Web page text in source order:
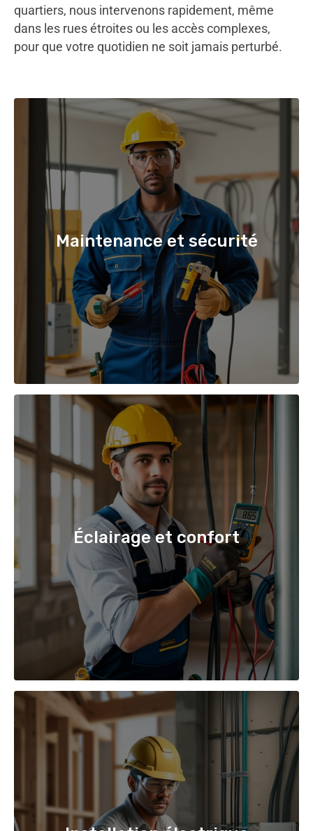
quartiers, nous intervenons rapidement, même
dans les rues étroites ou les accès complexes,
pour que votre quotidien ne soit jamais perturbé.
Maintenance et sécurité
Éclairage et confort